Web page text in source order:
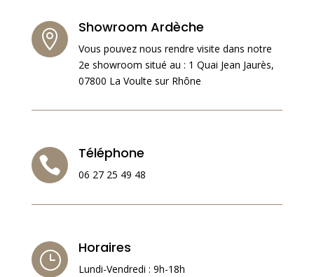

Showroom Ardèche
Vous pouvez nous rendre visite dans notre
2e showroom situé au : 1 Quai Jean Jaurès,
07800 La Voulte sur Rhône

Téléphone
06 27 25 49 48
}
Horaires
Lundi-Vendredi : 9h-18h